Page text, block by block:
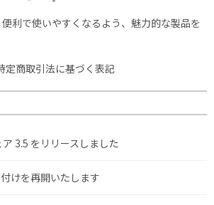
利で使いやすくなるよう、魅力的な製品を
定商取引法に基づく表記
3.5 をリリースしました
けを再開いたします